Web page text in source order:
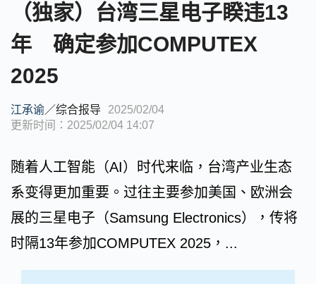
（独家）台湾三星电子睽违13
年 确定参加COMPUTEX
2025
江承谕／综合报导
2025/02/04
更新时间：2025/02/04 14:07
随着人工智能（AI）时代来临，台湾产业生态
系变得更加重要。过往主要参加美国、欧洲会
展的三星电子（Samsung Electronics），传将
时隔13年参加COMPUTEX 2025，...